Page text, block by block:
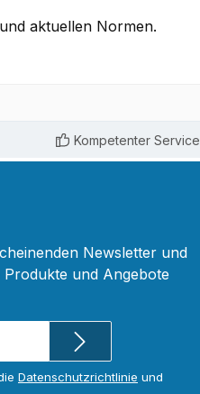
aktuellen Normen.
Kompetenter Service
Newsletter und
und Angebote
Datenschutzrichtlinie und